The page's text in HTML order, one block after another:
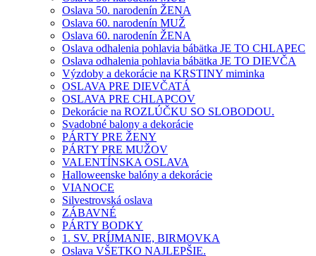
Oslava 50. narodenín ŽENA
Oslava 60. narodenín MUŽ
Oslava 60. narodenín ŽENA
Oslava odhalenia pohlavia bábätka JE TO CHLAPEC
Oslava odhalenia pohlavia bábätka JE TO DIEVČA
Výzdoby a dekorácie na KRSTINY miminka
OSLAVA PRE DIEVČATÁ
OSLAVA PRE CHLAPCOV
Dekorácie na ROZLÚČKU SO SLOBODOU.
Svadobné balony a dekorácie
PÁRTY PRE ŽENY
PÁRTY PRE MUŽOV
VALENTÍNSKA OSLAVA
Halloweenske balóny a dekorácie
VIANOCE
Silvestrovská oslava
ZÁBAVNÉ
PÁRTY BODKY
1. SV. PRÍJMANIE, BIRMOVKA
Oslava VŠETKO NAJLEPŠIE.